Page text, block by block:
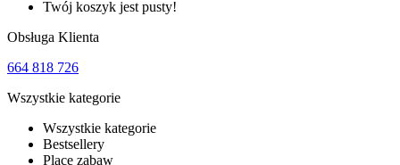
Twój koszyk jest pusty!
Obsługa Klienta
664 818 726
Wszystkie kategorie
Wszystkie kategorie
Bestsellery
Place zabaw